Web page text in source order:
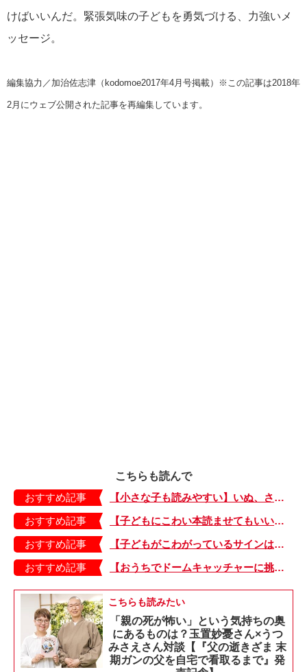
けばいいんだ。緊張気味の子どもを勇気づける、力強いメ
ッセージ。
編集協力／加治佐志津（kodomoe2017年4月号掲載）※この記事は2018年
2月にウェブ公開された記事を再編集しています。
こちらも読んで
おすすめ記事
【小さな子も読みやすい】いぬ、さる、うさぎ、ゴリラにあひる…動物たちのまねっこできるかな？『まねまねっこ』発売中！
おすすめ記事
【子どもにこわい本読ませてもいいの？】「子どもはどのようなものにこわさを感じやすいのでしょうか？」
おすすめ記事
【子どもがこわがっているサインは？】「読み聞かせのとき、子どもがこわがっていると判断できるサインを教えてください！」
おすすめ記事
【おうちでドームキャッチャーに挑戦だ】アンパンマン わくわくドームキャッチャー
こちらも読みたい
「親の死が怖い」という気持ちの奥
にあるものは？玉置妙憂さん×うつ
みさえさん対談【『父の逝きざま 末
期ガンの父を自宅で看取るまで』発